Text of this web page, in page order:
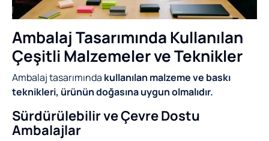
Ambalaj Tasarımında Kullanılan
Çeşitli Malzemeler ve Teknikler
Ambalaj tasarımında kullanılan malzeme ve baskı
teknikleri, ürünün doğasına uygun olmalıdır.
Sürdürülebilir ve Çevre Dostu
Ambalajlar